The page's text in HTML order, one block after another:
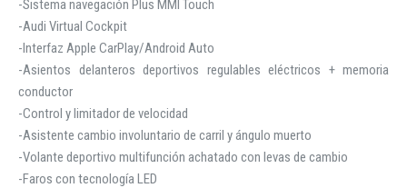
-Sistema navegación Plus MMI Touch
-Audi Virtual Cockpit
-Interfaz Apple CarPlay/Android Auto
-Asientos delanteros deportivos regulables eléctricos + memoria
conductor
-Control y limitador de velocidad
-Asistente cambio involuntario de carril y ángulo muerto
-Volante deportivo multifunción achatado con levas de cambio
-Faros con tecnología LED